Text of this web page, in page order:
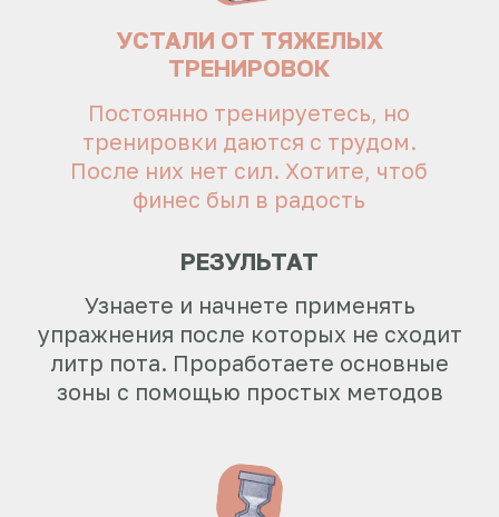
КАК ДОБИТЬСЯ
ЖЕЛАННОГО И
ЗДОРОВОГО ТЕЛА?
Есть 4 ключа — важных аспекта,